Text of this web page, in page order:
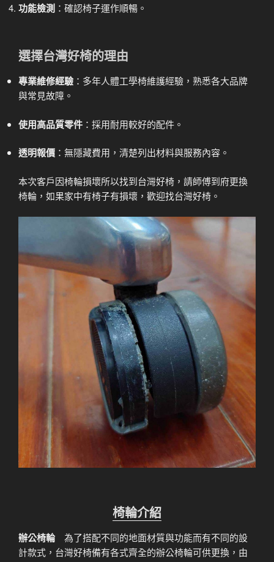
功能檢測 ：確認椅子運作順暢。
選擇台灣好椅的理由
專業維修經驗 ：多年人體工學椅維護經驗，熟悉各大品牌
與常見故障。
使用高品質零件 ：採用耐用較好的配件。
透明報價 ：無隱藏費用，清楚列出材料與服務內容。
本次客戶因椅輪損壞所以找到台灣好椅，請師傅到府更換
椅輪，如果家中有椅子有損壞，歡迎找台灣好椅。
椅輪介紹
辦公椅輪為了搭配不同的地面材質與功能而有不同的設
計款式，台灣好椅備有各式齊全的辦公椅輪可供更換，由